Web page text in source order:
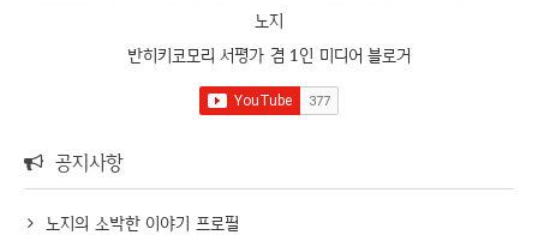
노지
반히키코모리 서평가 겸 1인 미디어 블로거
공지사항
노지의 소박한 이야기 프로필